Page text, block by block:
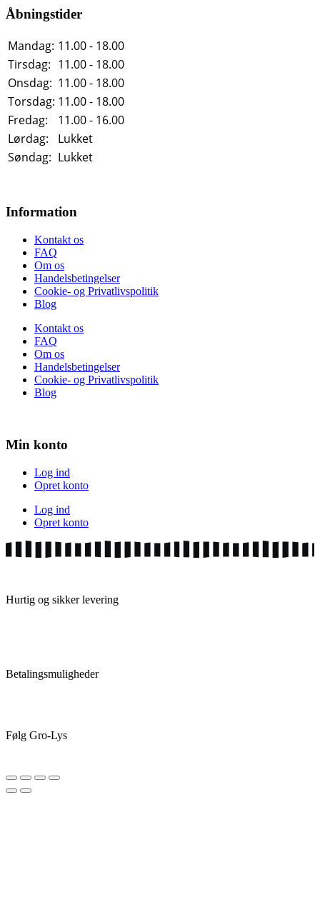
Åbningstider
Mandag: 11.00 - 18.00
Tirsdag: 11.00 - 18.00
Onsdag: 11.00 - 18.00
Torsdag: 11.00 - 18.00
Fredag:
11.00 - 16.00
Lørdag:
Lukket
Søndag: Lukket
Information
Kontakt os
FAQ
Om os
Handelsbetingelser
Cookie- og Privatlivspolitik
Blog
Kontakt os
FAQ
Om os
Handelsbetingelser
Cookie- og Privatlivspolitik
Blog
Min konto
Log ind
Opret konto
Log ind
Opret konto
Hurtig og sikker levering
Betalingsmuligheder
Følg Gro-Lys